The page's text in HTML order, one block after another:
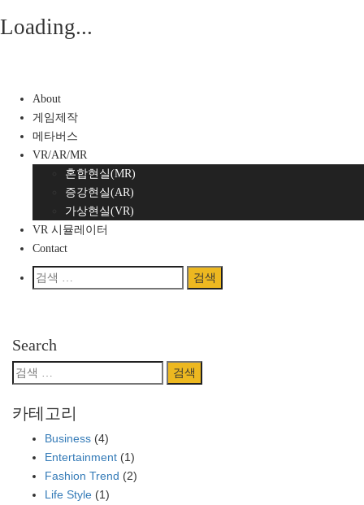
Loading...
content
About
게임제작
메타버스
VR/AR/MR
혼합현실(MR)
증강현실(AR)
가상현실(VR)
VR 시뮬레이터
Contact
검
색:
Search
검
색:
카테고리
Business (4)
Entertainment (1)
Fashion Trend (2)
Life Style (1)